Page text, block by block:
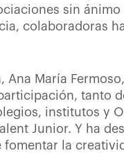
sin
colaboradoras
Ana María
tanto
institutos y
Junior. Y ha
fomentar la